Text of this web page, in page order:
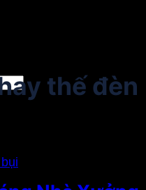
thế đèn